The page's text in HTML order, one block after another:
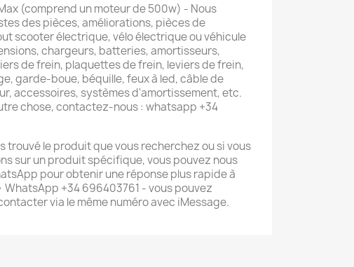
(comprend un moteur de 500w) - Nous
des pièces, améliorations, pièces de
scooter électrique, vélo électrique ou véhicule
chargeurs, batteries, amortisseurs,
de frein, plaquettes de frein, leviers de frein,
garde-boue, béquille, feux à led, câble de
accessoires, systèmes d'amortissement, etc.
chose, contactez-nous : whatsapp +34
trouvé le produit que vous recherchez ou si vous
sur un produit spécifique, vous pouvez nous
pour obtenir une réponse plus rapide à
+34 696403761 - vous pouvez
via le même numéro avec iMessage.